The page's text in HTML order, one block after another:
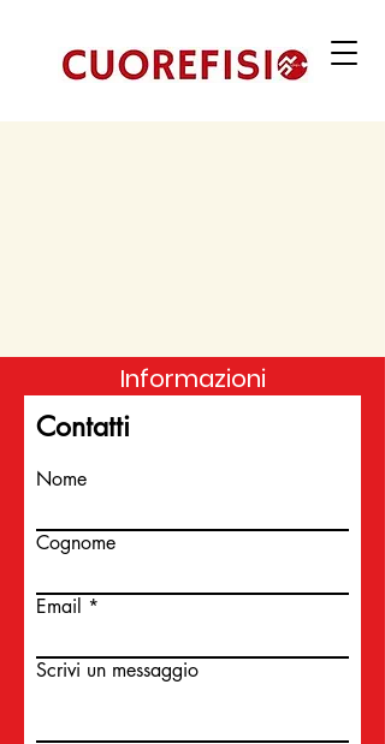
Informazioni
Contatti
Nome
Cognome
Email
Scrivi un messaggio